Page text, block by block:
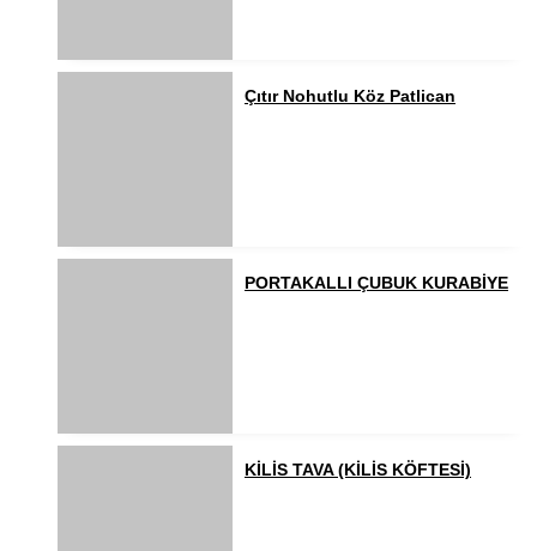
Çıtır Nohutlu Köz Patlican
PORTAKALLI ÇUBUK KURABİYE
KİLİS TAVA (KİLİS KÖFTESİ)